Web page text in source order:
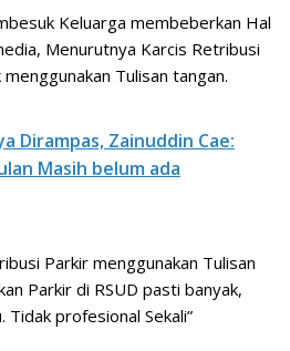
Keluarga membeberkan Hal
Menurutnya Karcis Retribusi
Tulisan tangan.
Dirampas, Zainuddin Cae:
Masih belum ada
Parkir menggunakan Tulisan
Parkir di RSUD pasti banyak,
Tidak profesional Sekali”